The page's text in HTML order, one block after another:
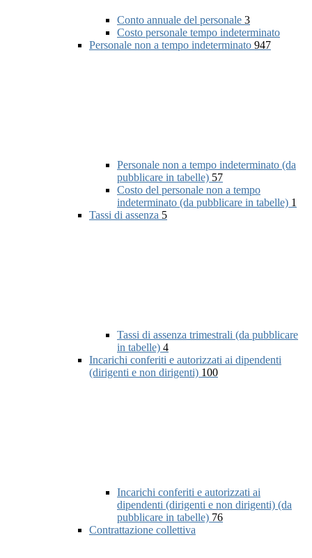
Conto annuale del personale 3
Costo personale tempo indeterminato
Personale non a tempo indeterminato 947
Personale non a tempo indeterminato (da
pubblicare in tabelle) 57
Costo del personale non a tempo
indeterminato (da pubblicare in tabelle) 1
Tassi di assenza 5
Tassi di assenza trimestrali (da pubblicare
in tabelle) 4
Incarichi conferiti e autorizzati ai dipendenti
(dirigenti e non dirigenti) 100
Incarichi conferiti e autorizzati ai
dipendenti (dirigenti e non dirigenti) (da
pubblicare in tabelle) 76
Contrattazione collettiva